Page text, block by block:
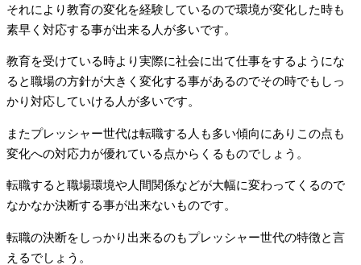
それにより教育の変化を経験しているので環境が変化した時も
素早く対応する事が出来る人が多いです。
教育を受けている時より実際に社会に出て仕事をするようにな
ると職場の方針が大きく変化する事があるのでその時でもしっ
かり対応していける人が多いです。
またプレッシャー世代は転職する人も多い傾向にありこの点も
変化への対応力が優れている点からくるものでしょう。
転職すると職場環境や人間関係などが大幅に変わってくるので
なかなか決断する事が出来ないものです。
転職の決断をしっかり出来るのもプレッシャー世代の特徴と言
えるでしょう。